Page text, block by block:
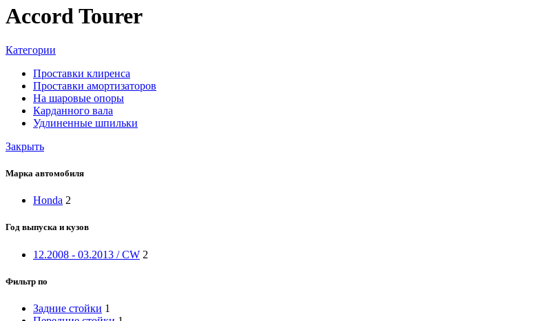
Accord Tourer
Категории
Проставки клиренса
Проставки амортизаторов
На шаровые опоры
Карданного вала
Удлиненные шпильки
Закрыть
Марка автомобиля
Honda 2
Год выпуска и кузов
12.2008 - 03.2013 / CW 2
Фильтр по
Задние стойки 1